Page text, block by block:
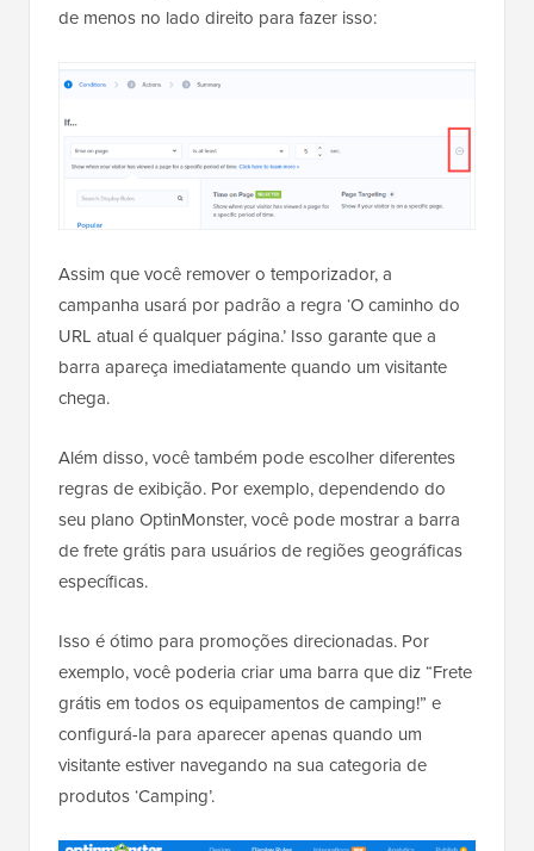
de menos no lado direito para fazer isso:
Assim que você remover o temporizador, a
campanha usará por padrão a regra ‘O caminho do
URL atual é qualquer página.’ Isso garante que a
barra apareça imediatamente quando um visitante
chega.
Além disso, você também pode escolher diferentes
regras de exibição. Por exemplo, dependendo do
seu plano OptinMonster, você pode mostrar a barra
de frete grátis para usuários de regiões geográficas
específicas.
Isso é ótimo para promoções direcionadas. Por
exemplo, você poderia criar uma barra que diz “Frete
grátis em todos os equipamentos de camping!” e
configurá-la para aparecer apenas quando um
visitante estiver navegando na sua categoria de
produtos ‘Camping’.